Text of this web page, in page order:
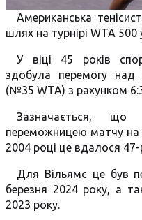
Американська
шлях на турнірі WTA
У віці 45 років
здобула перемогу
(№35 WTA) з рахунком
Зазначається, що
переможницею матчу на
2004 році це вдалося 47-
Для Вільямс це був
березня 2024 року, а
2023 року.